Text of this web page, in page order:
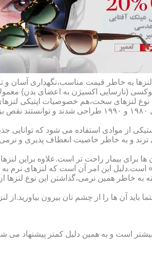
به خاطر قیمت مناسب،نگهداری آسان و
(نارسایی اکسیژن به اعضای بدن)
لنزهای سخت،هم خصوصیات اپتیکی
راحت تر هستند.در حقیقت این لنزها که از پلیمرهای نفوذپذیر به اکسیژن ساخته شده اند،در
از موادی استفاده می شود که
و به خاطر خاصیت انعطاف پذیری و
برای بیمار راحت تر است.علاوه براین
است.دلیل این امر آن است که لنزهای نرم
به خاطر همین نرمی،گذاشتن این نوع
آن ها را از چشم تان بیرون بیاورید.از
است و به همین دلیل کمتر پیشنهاد می